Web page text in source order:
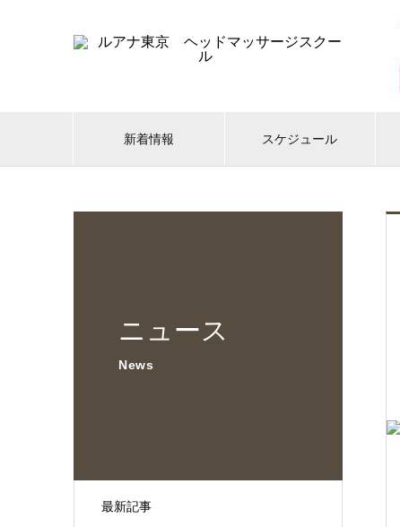
新着情報 スケジュール
ニュース
News
最新記事